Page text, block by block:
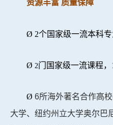
资源丰富 质量保障
Ø 2个国家级一流本科
Ø 2门国家级一流课程，
Ø 6所海外著名合作高
大学、纽约州立大学奥尔巴